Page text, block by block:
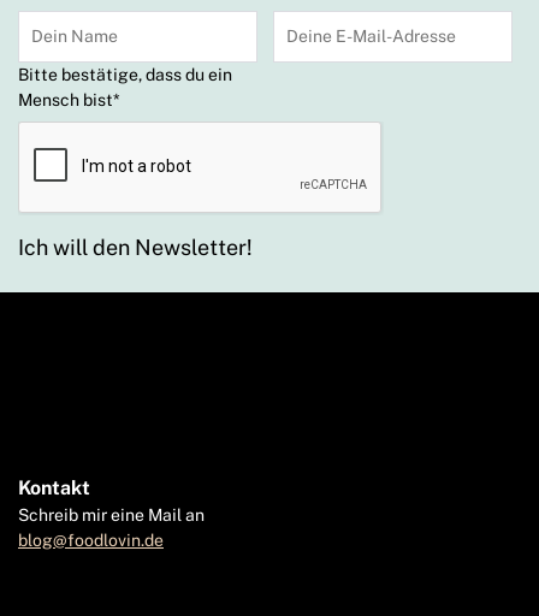
Bitte bestätige, dass du ein
Mensch bist*
Ich will den Newsletter!
Kontakt
Schreib mir eine Mail an
blog@foodlovin.de